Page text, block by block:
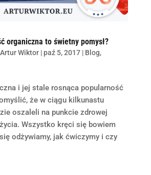
organiczna to świetny pomysł?
Artur Wiktor| paź 5, 2017| Blog,
i jej stale rosnąca popularność
że w ciągu kilkunastu
oszaleli na punkcie zdrowej
Wszystko kręci się bowiem
odżywiamy, jak ćwiczymy i czy